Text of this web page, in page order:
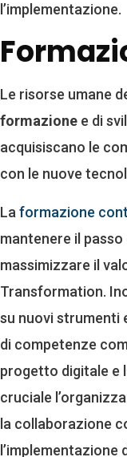
l’implementazione.
Le risorse umane
formazione e di
acquisiscano le
con le nuove
Laformazione
mantenere il
massimizzare il
Transformation.
su nuovi strumenti
di competenze
progetto digitale e
cruciale
la collaborazione